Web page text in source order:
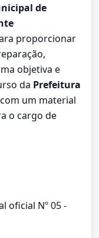
de
proporcionar
objetiva e
da Prefeitura
com um material
o cargo de
oficial Nº 05 -